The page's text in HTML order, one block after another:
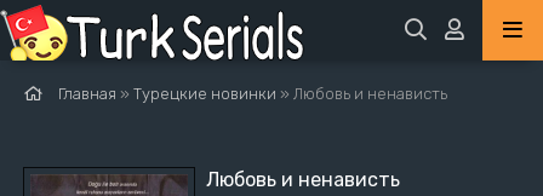
Главная » Турецкие новинки » Любовь и ненависть
Любовь и ненависть